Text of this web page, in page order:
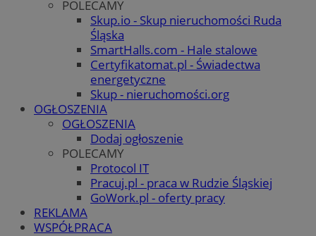
POLECAMY
Skup.io - Skup nieruchomości Ruda
Śląska
SmartHalls.com - Hale stalowe
Certyfikatomat.pl - Świadectwa
energetyczne
Skup - nieruchomości.org
OGŁOSZENIA
OGŁOSZENIA
Dodaj ogłoszenie
POLECAMY
Protocol IT
Pracuj.pl - praca w Rudzie Śląskiej
GoWork.pl - oferty pracy
REKLAMA
WSPÓŁPRACA